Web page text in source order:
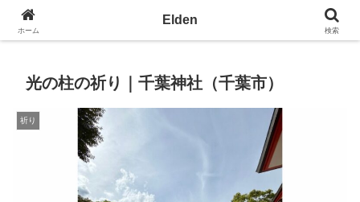
光の園エルデン - 地球を愛の星へ
光の柱の祈り｜千葉神社（千葉市）
祈り
ホーム
Elden
検索